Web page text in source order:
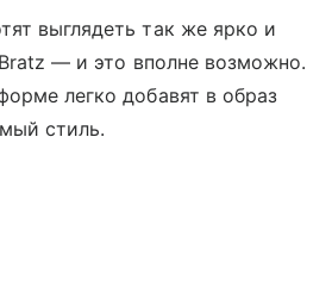
выглядеть так же ярко и
— и это вполне возможно.
легко добавят в образ
стиль.